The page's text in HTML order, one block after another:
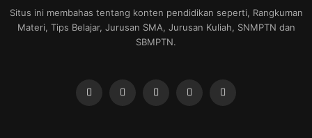
Situs ini membahas tentang konten pendidikan seperti, Rangkuman
Materi, Tips Belajar, Jurusan SMA, Jurusan Kuliah, SNMPTN dan
SBMPTN.